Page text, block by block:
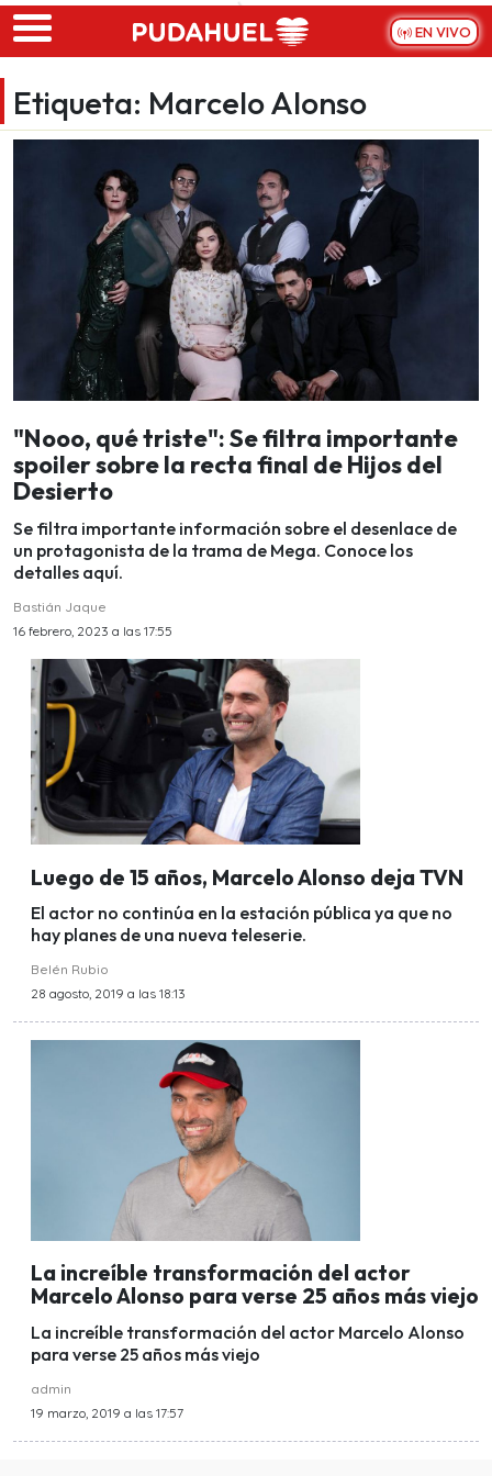
Skip to main content
EN VIVO
Etiqueta: Marcelo Alonso
"Nooo, qué triste": Se filtra importante
spoiler sobre la recta final de Hijos del
Desierto
Se filtra importante información sobre el desenlace de
un protagonista de la trama de Mega. Conoce los
detalles aquí.
Bastián Jaque
16 febrero, 2023 a las 17:55
Luego de 15 años, Marcelo Alonso deja TVN
El actor no continúa en la estación pública ya que no
hay planes de una nueva teleserie.
Belén Rubio
28 agosto, 2019 a las 18:13
La increíble transformación del actor
Marcelo Alonso para verse 25 años más viejo
La increíble transformación del actor Marcelo Alonso
para verse 25 años más viejo
admin
19 marzo, 2019 a las 17:57